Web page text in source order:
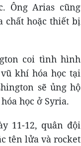
Ông Arias cũng
chất hoặc thiết bị
coi tình hình
khí hóa học tại
sẽ ủng hộ
học ở Syria.
11-12, quân đội
tên lửa và rocket